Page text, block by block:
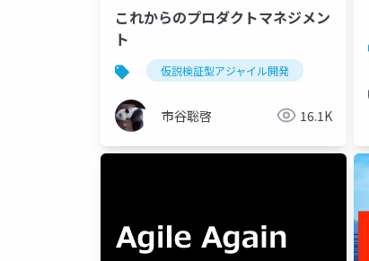
これからのプロダクトマネジメン
ト
仮説検証型アジャイル開発
市谷聡啓 16.1K